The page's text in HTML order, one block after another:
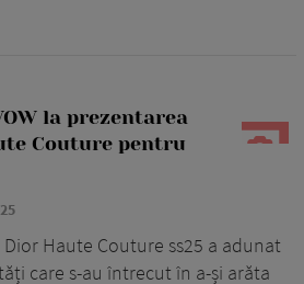
la prezentarea
Couture pentru
Haute Couture ss25 a adunat
care s-au întrecut în a-și arăta